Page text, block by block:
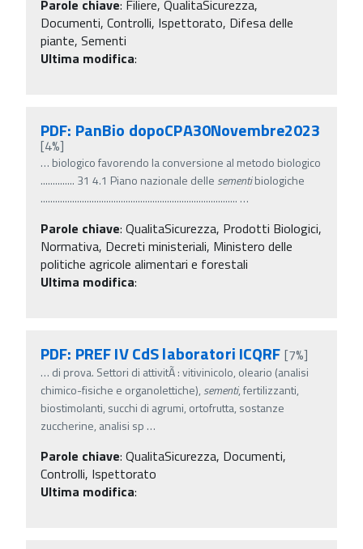
Parole chiave: Filiere, QualitaSicurezza,
Documenti, Controlli, Ispettorato, Difesa delle
piante, Sementi
Ultima modifica:
PDF: PanBio dopoCPA30Novembre2023
[4%]
… biologico favorendo la conversione al metodo biologico
.............. 31 4.1 Piano nazionale delle sementibiologiche
................................................................................. …
Parole chiave: QualitaSicurezza, Prodotti Biologici,
Normativa, Decreti ministeriali, Ministero delle
politiche agricole alimentari e forestali
Ultima modifica:
PDF: PREF IV CdS laboratori ICQRF [7%]
… di prova. Settori di attivitÃ : vitivinicolo, oleario (analisi
chimico-fisiche e organolettiche), sementi, fertilizzanti,
biostimolanti, succhi di agrumi, ortofrutta, sostanze
zuccherine, analisi sp …
Parole chiave: QualitaSicurezza, Documenti,
Controlli, Ispettorato
Ultima modifica: